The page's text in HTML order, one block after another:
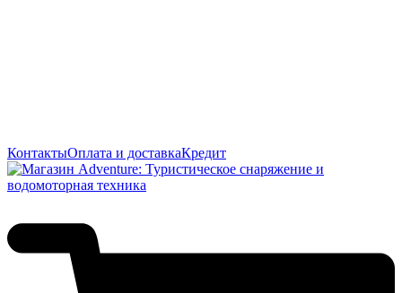
КонтактыОплата и доставкаКредит